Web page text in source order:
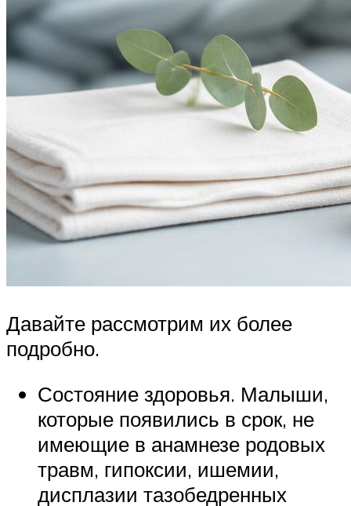
Давайте рассмотрим их более
подробно.
Состояние здоровья. Малыши,
которые появились в срок, не
имеющие в анамнезе родовых
травм, гипоксии, ишемии,
дисплазии тазобедренных